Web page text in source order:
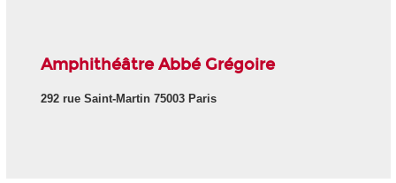
Amphithéâtre Abbé Grégoire
292 rue Saint-Martin 75003 Paris